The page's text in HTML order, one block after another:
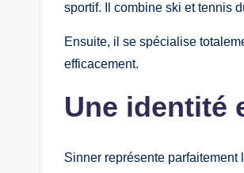
sportif. Il combine ski et tennis
Ensuite, il se spécialise
efficacement.
Une identité
Sinner représente parfaitement